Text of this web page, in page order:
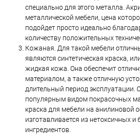
специально для этого металла.
металлической мебели, цена
подойдет просто идеально
количеству положительных
Кожаная. Для такой мебели
являются синтетическая краска,
жидкая кожа. Она обеспечит
материалом, а также отличную
длительный период эксплуатации.
популярным видом покрасочных
краска для мебели на анилиновой
изготавливается из нетоксичных и
ингредиентов.